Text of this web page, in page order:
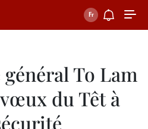
To Lam
du Têt à